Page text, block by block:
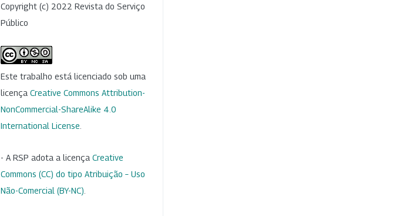
Copyright (c) 2022 Revista do Serviço
Público
Este trabalho está licenciado sob uma
licença Creative Commons Attribution-
NonCommercial-ShareAlike 4.0
International License
- A RSP adota a licença Creative
Commons (CC) do tipo Atribuição – Uso
Não-Comercial (BY-NC)